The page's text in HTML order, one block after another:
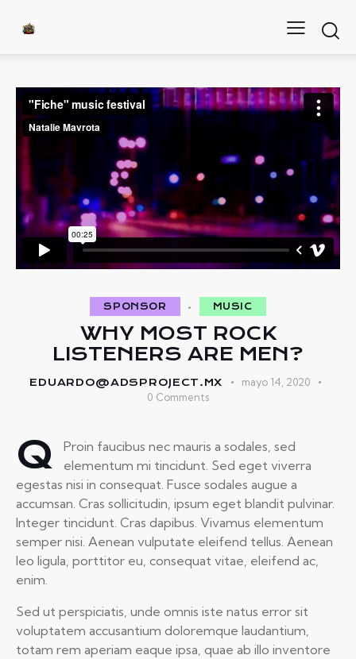
SPONSOR MUSIC
WHY MOST ROCK
LISTENERS ARE MEN?
EDUARDO@ADSPROJECT.MX
mayo 14, 2020
0 Comments
Q
Proin faucibus nec mauris a sodales, sed
elementum mi tincidunt. Sed eget viverra
egestas nisi in consequat. Fusce sodales augue a
accumsan. Cras sollicitudin, ipsum eget blandit pulvinar.
Integer tincidunt. Cras dapibus. Vivamus elementum
semper nisi. Aenean vulputate eleifend tellus. Aenean
leo ligula, porttitor eu, consequat vitae, eleifend ac,
enim.
Sed ut perspiciatis, unde omnis iste natus error sit
voluptatem accusantium doloremque laudantium,
totam rem aperiam eaque ipsa, quae ab illo inventore